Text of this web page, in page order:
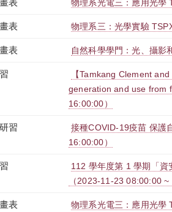
表 物理系光電三：應用光學
表 物理系三：光學實驗
表 自然科學學門：光、攝影
【Tamkang Clement
generation and use from
16:00:00）
習
接種COVID-19疫苗 保護
16:00:00）
112 學年度第 1 學期「資
（2023-11-23 08:00:00 ~
表 物理系光電三：應用光學